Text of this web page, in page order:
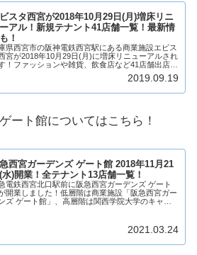
スタ西宮が2018年10月29日(月)増床リニ
アル！新規テナント41店舗一覧！最新情
！
県西宮市の阪神電鉄西宮駅にある商業施設エビス
宮が2018年10月29日(月)に増床リニューアルされ
！ファッションや雑貨、飲食店など41店舗出店
、全体として71店舗となる予定です！また、現在の
2019.09.19
ート館についてはこちら！
西宮ガーデンズ ゲート館 2018年11月21
水)開業！全テナント13店舗一覧！
電鉄西宮北口駅前に阪急西宮ガーデンズ ゲート
開業しました！低層階は商業施設「阪急西宮ガー
ズ ゲート館」、高層階は関西学院大学のキャン
2021.03.24